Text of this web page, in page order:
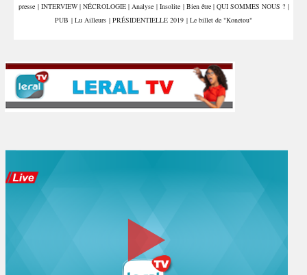
presse | INTERVIEW | NÉCROLOGIE | Analyse | Insolite | Bien être | QUI SOMMES NOUS ? |
PUB | Lu Ailleurs | PRÉSIDENTIELLE 2019 | Le billet de "Konetou"